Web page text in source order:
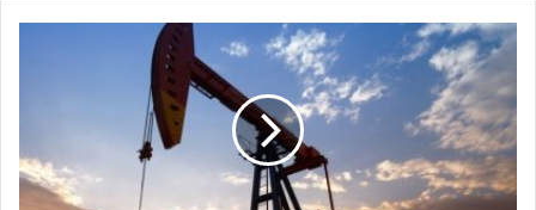
أسعار
النفط
ارتفاعاً
أكثر
من